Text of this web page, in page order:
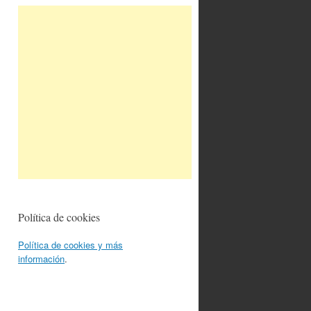
Política de cookies
Política de cookies y más
información.